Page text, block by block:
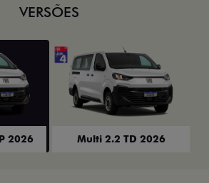
VERSÕES
2026 Multi 2.2 TD 2026